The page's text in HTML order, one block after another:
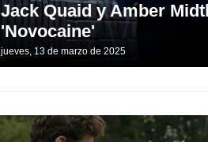
Jack Quaid y Amber
'Novocaine'
jueves, 13 de marzo de 2025